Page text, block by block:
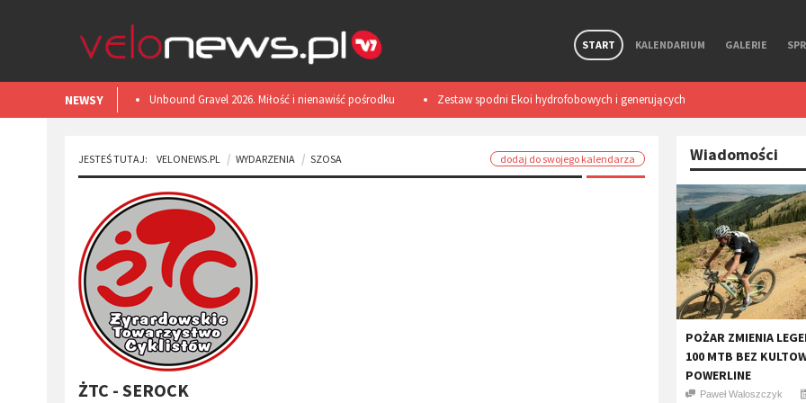
START KALENDARIUM GALERIE
NEWSY
​Unbound Gravel 2026. Miłość i nienawiść pośrodku
Kansas.
Zestaw spodni Ekoi hydrofobowych i generujących
ciepło podczas ruchu. Test
Smart light
JESTEŚ TUTAJ: VELONEWS.PL WYDARZENIA SZOSA dodaj do swojego kalendarza
ŻTC - SEROCK
Wiadomości
POŻAR ZMIENIA
100 MTB BEZ
POWERLINE
Paweł Waloszczyk